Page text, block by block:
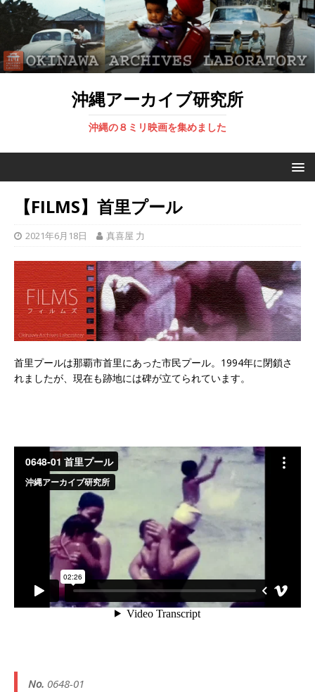
沖縄アーカイブ研究所
沖縄の８ミリ映画を集めました
【FILMS】首里プール
2021年6月18日 真喜屋 力
首里プールは那覇市首里にあった市民プール。1994年に閉鎖さ
れましたが、現在も跡地には碑が立てられています。
No. 0648-01